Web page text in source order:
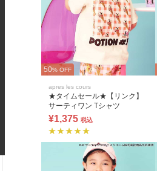
50% OFF
apres les cours
★タイムセール★【リンク】
サーティワン Tシャツ
¥1,375 税込